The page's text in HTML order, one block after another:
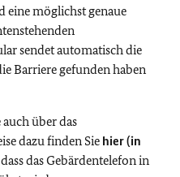
eine möglichst genaue
sendet automatisch die
Barriere gefunden haben
über das
dazu finden Sie hier (in
das Gebärdentelefon in